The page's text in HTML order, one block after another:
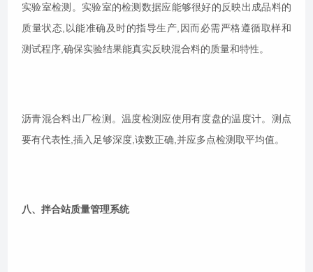
实验室检测。实验室的检测数据应能够很好的反映出成品料的
质量状态,以能准确及时的指导生产,因而必需严格遵循取样和
测试程序,确保实验结果能真实反映混合料的质量和特性。
沥青混合料出厂检测。温度检测应使用有度盘的温度计。测点
要有代表性,插入足够深度,读数正确,并应多点检测取平均值。
八、拌合站质量管理系统